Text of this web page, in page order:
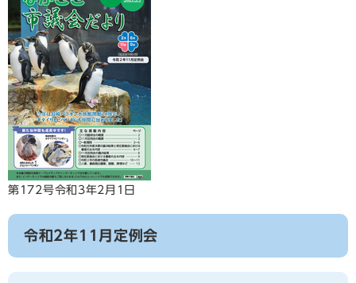
第172号令和3年2月1日
令和2年11月定例会